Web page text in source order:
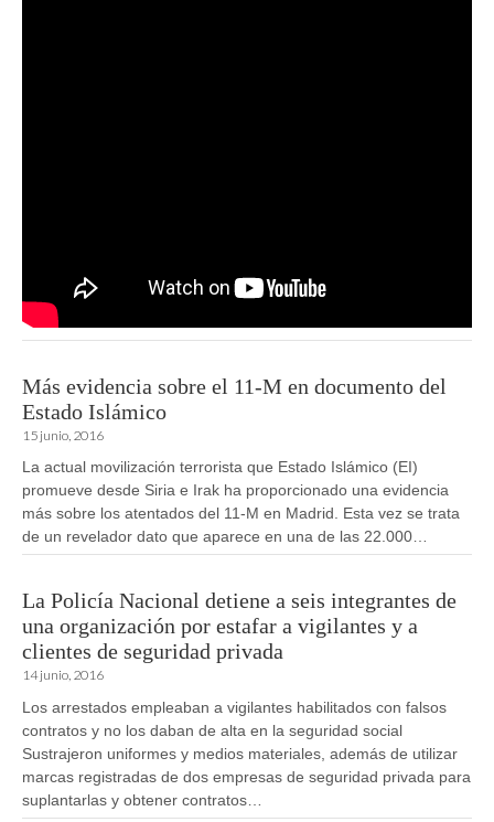
Más evidencia sobre el 11-M en documento del
Estado Islámico
15 junio, 2016
La actual movilización terrorista que Estado Islámico (EI)
promueve desde Siria e Irak ha proporcionado una evidencia
más sobre los atentados del 11-M en Madrid. Esta vez se trata
de un revelador dato que aparece en una de las 22.000…
La Policía Nacional detiene a seis integrantes de
una organización por estafar a vigilantes y a
clientes de seguridad privada
14 junio, 2016
Los arrestados empleaban a vigilantes habilitados con falsos
contratos y no los daban de alta en la seguridad social
Sustrajeron uniformes y medios materiales, además de utilizar
marcas registradas de dos empresas de seguridad privada para
suplantarlas y obtener contratos…